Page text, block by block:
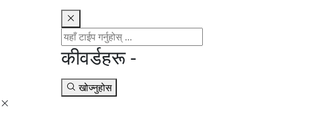
कीवर्डहरू -
खोज्नुहोस